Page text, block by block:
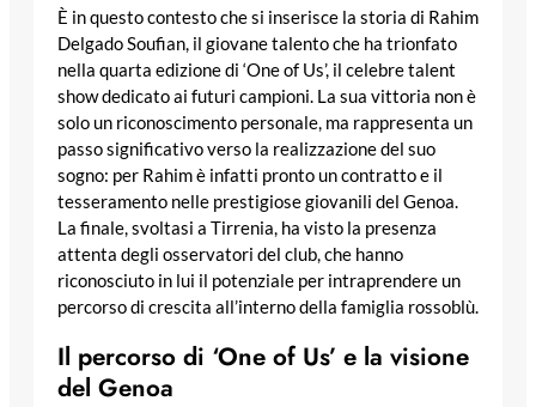
È in questo contesto che si inserisce la storia di Rahim
Delgado Soufian, il giovane talento che ha trionfato
nella quarta edizione di ‘One of Us’, il celebre talent
show dedicato ai futuri campioni. La sua vittoria non è
solo un riconoscimento personale, ma rappresenta un
passo significativo verso la realizzazione del suo
sogno: per Rahim è infatti pronto un contratto e il
tesseramento nelle prestigiose giovanili del Genoa.
La finale, svoltasi a Tirrenia, ha visto la presenza
attenta degli osservatori del club, che hanno
riconosciuto in lui il potenziale per intraprendere un
percorso di crescita all’interno della famiglia rossoblù.
Il percorso di ‘One of Us’ e la visione
del Genoa